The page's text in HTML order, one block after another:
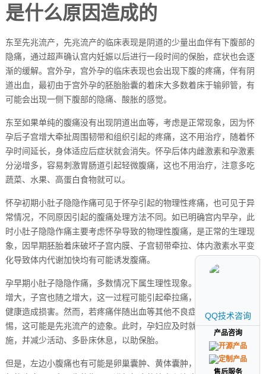
是什么原因造成的
东至先兆流产，先兆流产的临床表现是阴道的少量出血伴有下腹部的
隐痛，通过超声确认宫内妊娠以后进行一段时间的保胎，症状也会逐
渐的缓解。宫外孕，宫外孕的临床表现也会出现下腹的疼痛，伴有阴
道出血，最初由于宫外孕的胚胎胎囊的着床大多数着床于输卵管，有
可能会出现一侧下腹部的隐痛、酸胀的感觉。
东至如果单纯的腹痛没有出现阴道出血等，考虑是正常现象，因为怀
孕后子宫增大牵扯周围韧带和组织引起的疼痛，这不用治疗，随着怀
孕时间延长，身体适应后症状就会消失。怀孕后体内雌激素和孕激素
分泌增多，容易刺激胃肠道引起轻微腹痛，这也不用治疗，注意多吃
蔬菜、水果、高蛋白食物就可以。
怀孕初期小肚子隐隐作痛可见于怀孕引起的物理性疼痛，也可见于异
常情况，不同原因引起的腹痛处理方法不同。如已明确宫内早孕，此
时小肚子隐隐作痛主要考虑怀孕导致的物理性腹痛，是正常的生理现
象，因早期胚胎着床破坏子宫内膜、子宫韧带牵拉、体内激素水平变
化导致体内代谢加快均有可能诱发腹痛。
孕早期小肚子隐隐作痛，多数情况下属生理性现象。随着妊娠囊逐渐
增大，子宫也随之增大，这一过程可能引起牵拉痛，但并不会对孕妇
健康造成损害。然而，若疼痛伴随出血等其他不良症状，则需高度警
惕，这可能是先兆流产的迹象。此时，孕妇应及时就医，采取保胎措
施，并减少活动、多卧床休息，以助保胎。
但是，左边小腹痛也有可能是卵巢囊肿、黄体囊肿，或者腹腔炎症引
QQ技术咨询
产品咨询
售后服务
QQ技术咨询
产品咨询
售后服务